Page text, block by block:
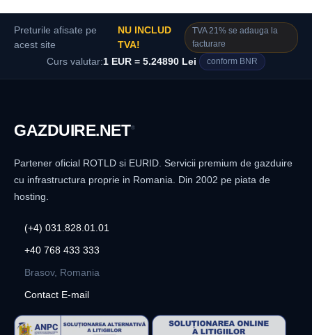
Preturile afisate pe
acest site
NU INCLUD
TVA!
TVA 21% se adauga la
facturare
Curs valutar:1 EUR = 5.24890 Lei conform BNR
GAZDUIRE.NET®
Partener oficial ROTLD si EURID. Servicii premium de gazduire
cu infrastructura proprie in Romania. Din 2002 pe piata de
hosting.
(+4) 031.828.01.01
+40 768 433 333
Brasov, Romania
Contact E-mail